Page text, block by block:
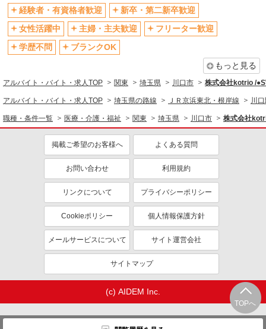
ティブなど）あり
制服貸与
研修制度あり
資格取得支援制度あり
医療・介護・福祉
介護職・ヘルパー
同じ特徴から求人を探す
ミドル（40代～）活躍中
ボーナス・賞与あり
車通勤OK
交通費支給
社会保険あり
産休・育休取得実績あり
TOPへ
経験者・有資格者歓迎
新卒・第二新卒歓迎
女性活躍中
主婦・主夫歓迎
フリーター歓迎
学歴不問
ブランクOK
もっと見る
アルバイト・バイト・求人TOP 関東 埼玉県 川口市 株式会社kotrio /
アルバイト・バイト・求人TOP 埼玉県の路線 ＪＲ京浜東北・根岸線 川
職種・条件一覧 医療・介護・福祉 関東 埼玉県 川口市 株式会社
掲載ご希望のお客様へ よくある質問
お問い合わせ 利用規約
リンクについて プライバシーポリシー
Cookieポリシー 個人情報保護方針
メールサービスについて サイト運営会社
サイトマップ
(c) AIDEM Inc.